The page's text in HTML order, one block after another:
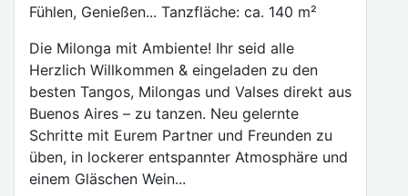
Fühlen, Genießen... Tanzfläche: ca. 140 m²
Die Milonga mit Ambiente! Ihr seid alle
Herzlich Willkommen & eingeladen zu den
besten Tangos, Milongas und Valses direkt aus
Buenos Aires – zu tanzen. Neu gelernte
Schritte mit Eurem Partner und Freunden zu
üben, in lockerer entspannter Atmosphäre und
einem Gläschen Wein...